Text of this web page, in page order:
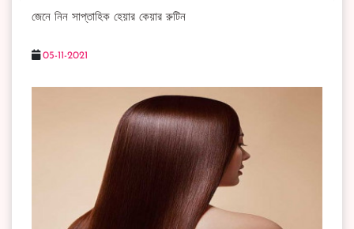
জেনে নিন সাপ্তাহিক হেয়ার কেয়ার রুটিন
05-11-2021